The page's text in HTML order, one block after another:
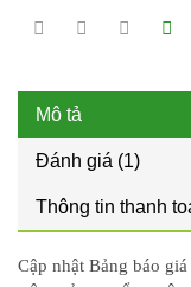
Mô tả
Đánh giá (1)
Thông tin thanh
Cập nhật Bảng báo